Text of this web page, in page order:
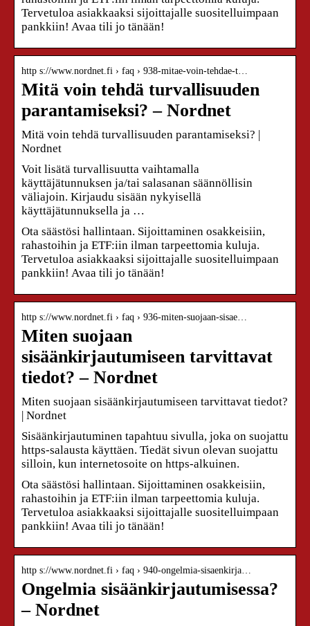
Tervetuloa asiakkaaksi sijoittajalle suositelluimpaan
pankkiin! Avaa tili jo tänään!
http s://www.nordnet.fi › faq › 938-mitae-voin-tehdae-t…
Mitä voin tehdä turvallisuuden
parantamiseksi? – Nordnet
Mitä voin tehdä turvallisuuden parantamiseksi? |
Nordnet
Voit lisätä turvallisuutta vaihtamalla
käyttäjätunnuksen ja/tai salasanan säännöllisin
väliajoin. Kirjaudu sisään nykyisellä
käyttäjätunnuksella ja …
Ota säästösi hallintaan. Sijoittaminen osakkeisiin,
rahastoihin ja ETF:iin ilman tarpeettomia kuluja.
Tervetuloa asiakkaaksi sijoittajalle suositelluimpaan
pankkiin! Avaa tili jo tänään!
http s://www.nordnet.fi › faq › 936-miten-suojaan-sisae…
Miten suojaan
sisäänkirjautumiseen tarvittavat
tiedot? – Nordnet
Miten suojaan sisäänkirjautumiseen tarvittavat tiedot?
| Nordnet
Sisäänkirjautuminen tapahtuu sivulla, joka on suojattu
https-salausta käyttäen. Tiedät sivun olevan suojattu
silloin, kun internetosoite on https-alkuinen.
Ota säästösi hallintaan. Sijoittaminen osakkeisiin,
rahastoihin ja ETF:iin ilman tarpeettomia kuluja.
Tervetuloa asiakkaaksi sijoittajalle suositelluimpaan
pankkiin! Avaa tili jo tänään!
http s://www.nordnet.fi › faq › 940-ongelmia-sisaenkirja…
Ongelmia sisäänkirjautumisessa?
– Nordnet